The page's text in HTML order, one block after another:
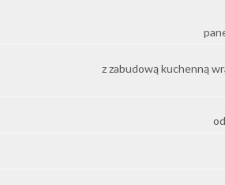
z zabudową kuchenną